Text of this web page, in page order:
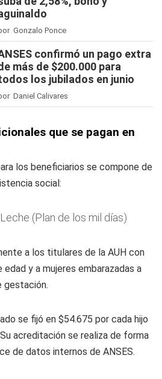
Gonzalo Ponce
confirmó un pago extra
más de $200.000 para
los jubilados en junio
Daniel Calivares
que se pagan en
los beneficiarios se compone de
social:
(Plan de los mil días)
a los titulares de la AUH con
y a mujeres embarazadas a
gestación.
se fijó en $54.675 por cada hijo
acreditación se realiza de forma
de datos internos de ANSES.